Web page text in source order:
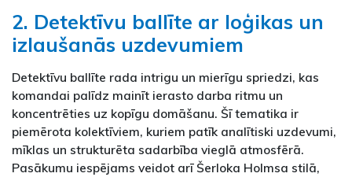
2. Detektīvu ballīte ar loģikas un
izlaušanās uzdevumiem
Detektīvu ballīte rada intrigu un mierīgu spriedzi, kas
komandai palīdz mainīt ierasto darba ritmu un
koncentrēties uz kopīgu domāšanu. Šī tematika ir
piemērota kolektīviem, kuriem patīk analītiski uzdevumi,
mīklas un strukturēta sadarbība vieglā atmosfērā.
Pasākumu iespējams veidot arī Šerloka Holmsa stilā,